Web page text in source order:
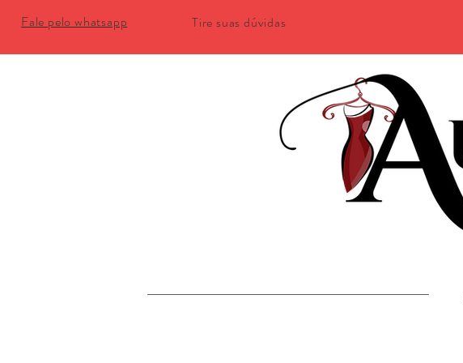
Fale pelo whatsapp Tire suas dúvidas